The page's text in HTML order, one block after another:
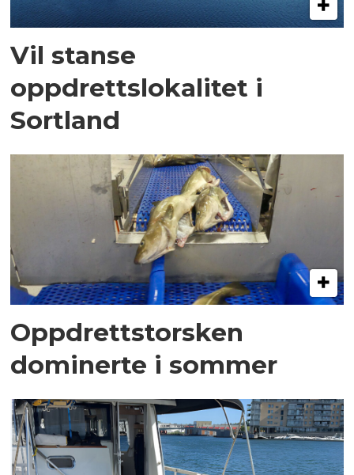
Vil stanse
oppdrettslokalitet i
Sortland
Oppdrettstorsken
dominerte i sommer